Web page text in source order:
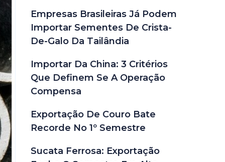
Empresas Brasileiras Já Podem
Importar Sementes De Crista-
De-Galo Da Tailândia
Importar Da China: 3 Critérios
Que Definem Se A Operação
Compensa
Exportação De Couro Bate
Recorde No 1º Semestre
Sucata Ferrosa: Exportação